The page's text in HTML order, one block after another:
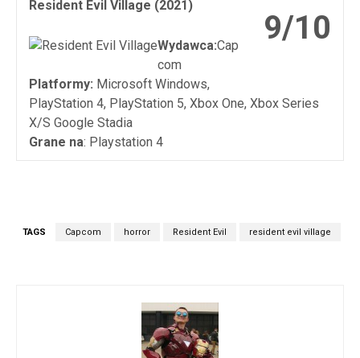
9/10
Resident Evil Village (2021)
Wydawca:Cap
com
Platformy: Microsoft Windows,
PlayStation 4, PlayStation 5, Xbox One, Xbox Series
X/S Google Stadia
Grane na: Playstation 4
TAGS Capcom horror Resident Evil resident evil village